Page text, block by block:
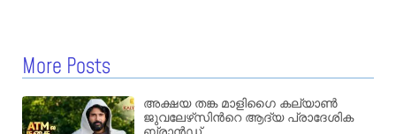
More Posts
അക്ഷയ തങ്ക മാളിഗൈ കല്യാണ്‍
ജുവലേഴ്‌സിന്‍റെ ആദ്യ പ്രാദേശിക